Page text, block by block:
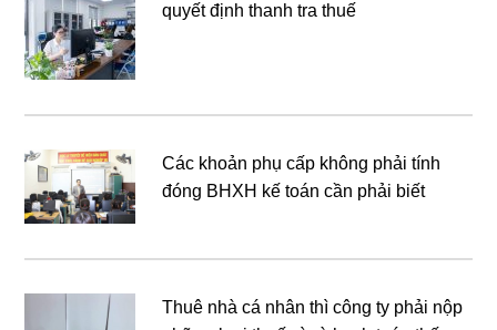
quyết định thanh tra thuế
Các khoản phụ cấp không phải tính
đóng BHXH kế toán cần phải biết
Thuê nhà cá nhân thì công ty phải nộp